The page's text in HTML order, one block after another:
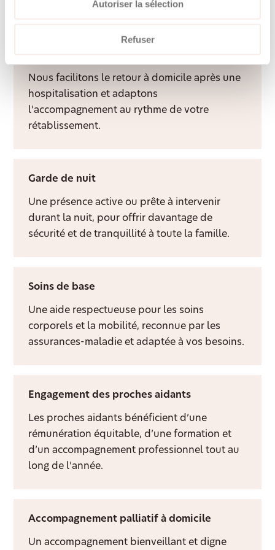
Autoriser la sélection
Refuser
davantage de qualité de vie à domicile.
Nous facilitons le retour à domicile après une
hospitalisation et adaptons
l’accompagnement au rythme de votre
rétablissement.
Garde de nuit
Une présence active ou prête à intervenir
durant la nuit, pour offrir davantage de
sécurité et de tranquillité à toute la famille.
Soins de base
Une aide respectueuse pour les soins
corporels et la mobilité, reconnue par les
assurances-maladie et adaptée à vos besoins.
Engagement des proches aidants
Les proches aidants bénéficient d’une
rémunération équitable, d’une formation et
d’un accompagnement professionnel tout au
long de l’année.
Accompagnement palliatif à domicile
Un accompagnement bienveillant et digne